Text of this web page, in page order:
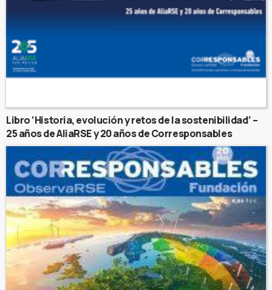
Libro ‘Historia, evolución y retos de la sostenibilidad’ –
25 años de AliaRSE y 20 años de Corresponsables